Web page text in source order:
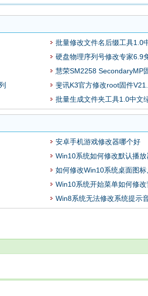
批量修改文件名后缀工具1.0
硬盘物理序列号修改专家6.9
慧荣SM2258 SecondaryMP
斐讯K3官方修改root固件
批量生成文件夹工具1.0中文
安卓手机游戏修改器哪个好
Win10系统如何修改默认播
如何修改Win10系统桌面图
Win10系统开始菜单如何修
Win8系统无法修改系统提示